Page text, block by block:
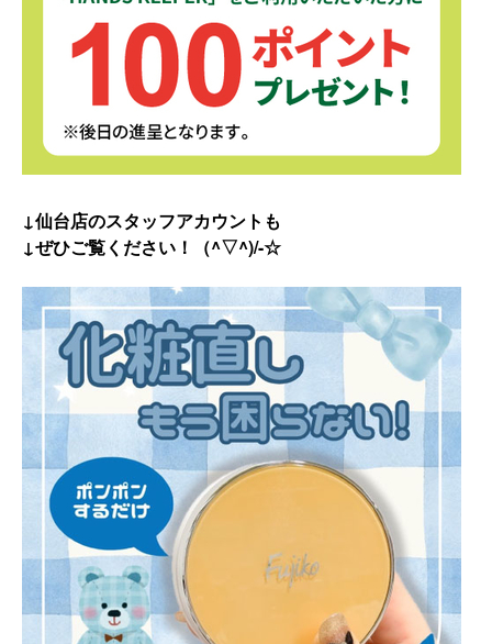
↓仙台店のスタッフアカウントも
↓ぜひご覧ください！（^▽^)/-☆